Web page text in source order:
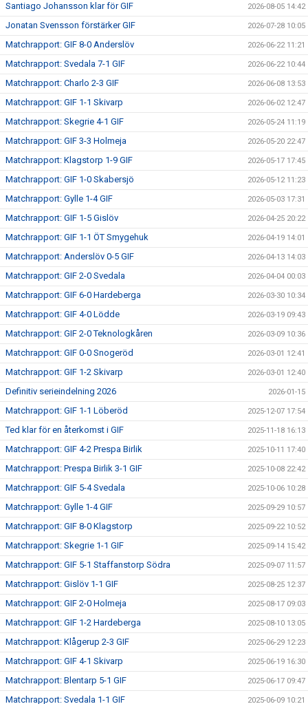
Santiago Johansson klar för GIF 2026-08-05 14:42
Jonatan Svensson förstärker GIF 2026-07-28 10:05
Matchrapport: GIF 8-0 Anderslöv 2026-06-22 11:21
Matchrapport: Svedala 7-1 GIF 2026-06-22 10:44
Matchrapport: Charlo 2-3 GIF 2026-06-08 13:53
Matchrapport: GIF 1-1 Skivarp 2026-06-02 12:47
Matchrapport: Skegrie 4-1 GIF 2026-05-24 11:19
Matchrapport: GIF 3-3 Holmeja 2026-05-20 22:47
Matchrapport: Klagstorp 1-9 GIF 2026-05-17 17:45
Matchrapport: GIF 1-0 Skabersjö 2026-05-12 11:23
Matchrapport: Gylle 1-4 GIF 2026-05-03 17:31
Matchrapport: GIF 1-5 Gislöv 2026-04-25 20:22
Matchrapport: GIF 1-1 ÖT Smygehuk 2026-04-19 14:01
Matchrapport: Anderslöv 0-5 GIF 2026-04-13 14:03
Matchrapport: GIF 2-0 Svedala 2026-04-04 00:03
Matchrapport: GIF 6-0 Hardeberga 2026-03-30 10:34
Matchrapport: GIF 4-0 Lödde 2026-03-19 09:43
Matchrapport: GIF 2-0 Teknologkåren 2026-03-09 10:36
Matchrapport: GIF 0-0 Snogeröd 2026-03-01 12:41
Matchrapport: GIF 1-2 Skivarp 2026-03-01 12:40
Definitiv serieindelning 2026 2026-01-15
Matchrapport: GIF 1-1 Löberöd 2025-12-07 17:54
Ted klar för en återkomst i GIF 2025-11-18 16:13
Matchrapport: GIF 4-2 Prespa Birlik 2025-10-11 17:40
Matchrapport: Prespa Birlik 3-1 GIF 2025-10-08 22:42
Matchrapport: GIF 5-4 Svedala 2025-10-06 10:28
Matchrapport: Gylle 1-4 GIF 2025-09-29 10:57
Matchrapport: GIF 8-0 Klagstorp 2025-09-22 10:52
Matchrapport: Skegrie 1-1 GIF 2025-09-14 15:42
Matchrapport: GIF 5-1 Staffanstorp Södra 2025-09-07 11:57
Matchrapport: Gislöv 1-1 GIF 2025-08-25 12:37
Matchrapport: GIF 2-0 Holmeja 2025-08-17 09:03
Matchrapport: GIF 1-2 Hardeberga 2025-08-10 13:05
Matchrapport: Klågerup 2-3 GIF 2025-06-29 12:23
Matchrapport: GIF 4-1 Skivarp 2025-06-19 16:30
Matchrapport: Blentarp 5-1 GIF 2025-06-17 09:47
Matchrapport: Svedala 1-1 GIF 2025-06-09 10:21